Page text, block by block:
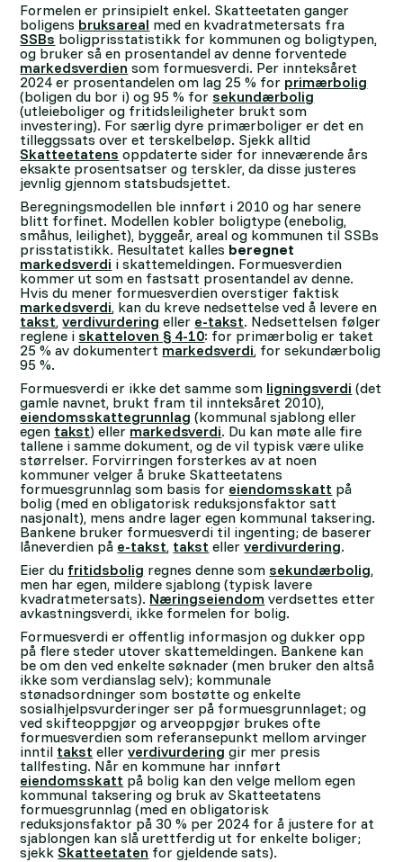
Formelen er prinsipielt enkel. Skatteetaten ganger
boligens bruksareal med en kvadratmetersats fra
SSBs boligprisstatistikk for kommunen og boligtypen,
og bruker så en prosentandel av denne forventede
markedsverdien som formuesverdi. Per innteksåret
2024 er prosentandelen om lag 25 % for primærbolig
(boligen du bor i) og 95 % for sekundærbolig
(utleieboliger og fritidsleiligheter brukt som
investering). For særlig dyre primærboliger er det en
tilleggssats over et terskelbeløp. Sjekk alltid
Skatteetatens oppdaterte sider for inneværende års
eksakte prosentsatser og terskler, da disse justeres
jevnlig gjennom statsbudsjettet.
Beregningsmodellen ble innført i 2010 og har senere
blitt forfinet. Modellen kobler boligtype (enebolig,
småhus, leilighet), byggeår, areal og kommunen til SSBs
prisstatistikk. Resultatet kalles beregnet
markedsverdi i skattemeldingen. Formuesverdien
kommer ut som en fastsatt prosentandel av denne.
Hvis du mener formuesverdien overstiger faktisk
markedsverdi, kan du kreve nedsettelse ved å levere en
takst,verdivurdering eller e-takst. Nedsettelsen følger
reglene i skatteloven § 4-10: for primærbolig er taket
25 % av dokumentert markedsverdi, for sekundærbolig
95 %.
Formuesverdi er ikke det samme som ligningsverdi (det
gamle navnet, brukt fram til innteksåret 2010),
eiendomsskattegrunnlag (kommunal sjablong eller
egen takst) eller markedsverdi. Du kan møte alle fire
tallene i samme dokument, og de vil typisk være ulike
størrelser. Forvirringen forsterkes av at noen
kommuner velger å bruke Skatteetatens
formuesgrunnlag som basis for eiendomsskatt på
bolig (med en obligatorisk reduksjonsfaktor satt
nasjonalt), mens andre lager egen kommunal taksering.
Bankene bruker formuesverdi til ingenting; de baserer
låneverdien på e-takst, takst ellerverdivurdering.
Eier du fritidsbolig regnes denne som sekundærbolig,
men har egen, mildere sjablong (typisk lavere
kvadratmetersats). Næringseiendom verdsettes etter
avkastningsverdi, ikke formelen for bolig.
Formuesverdi er offentlig informasjon og dukker opp
på flere steder utover skattemeldingen. Bankene kan
be om den ved enkelte søknader (men bruker den altså
ikke som verdianslag selv); kommunale
stønadsordninger som bostøtte og enkelte
sosialhjelpsvurderinger ser på formuesgrunnlaget; og
ved skifteoppgjør og arveoppgjør brukes ofte
formuesverdien som referansepunkt mellom arvinger
inntil takst ellerverdivurdering gir mer presis
tallfesting. Når en kommune har innført
eiendomsskatt på bolig kan den velge mellom egen
kommunal taksering og bruk av Skatteetatens
formuesgrunnlag (med en obligatorisk
reduksjonsfaktor på 30 % per 2024 for å justere for at
sjablongen kan slå urettferdig ut for enkelte boliger;
sjekkSkatteetaten for gjeldende sats).